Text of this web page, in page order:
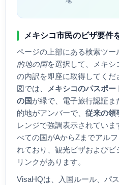
メキシコ市民のビザ要件
ページの上部にある検索ツー
的地の国を選択して、 メキシ
の内訳を即座に取得してく
図では、
メキシコのパスポー
の国が緑で、電子旅行認証ま
的地がアンバーで、 従来の領
レンジで強調表示されてい
べての国がAからZまでアル
れており、観光ビザおよび
リンクがあります。
VisaHQは、入国ルール、パ